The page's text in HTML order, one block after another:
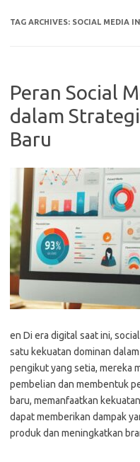
TAG ARCHIVES: SOCIAL MEDIA
Peran Social
dalam
Baru
en Di era digital saat ini,
satu kekuatan dominan
pengikut yang setia, mereka
pembelian dan membentuk
baru, memanfaatkan
dapat memberikan dampak
produk dan meningkatkan